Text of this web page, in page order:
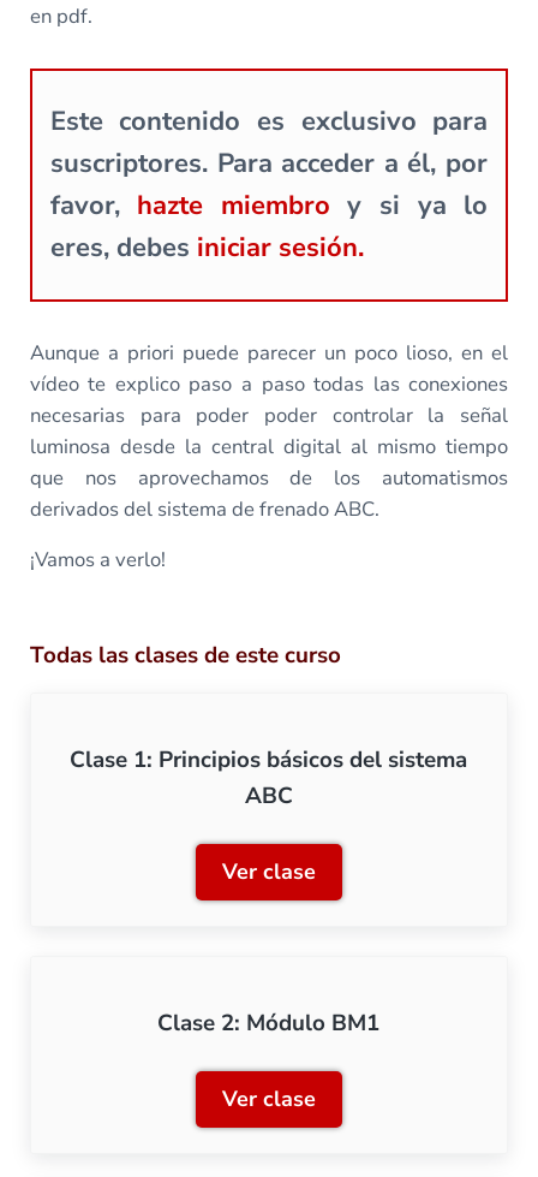
en pdf.
Este contenido es exclusivo para
suscriptores. Para acceder a él, por
favor, hazte miembro y si ya lo
eres, debes iniciar sesión.
Aunque a priori puede parecer un poco lioso, en el
vídeo te explico paso a paso todas las conexiones
necesarias para poder poder controlar la señal
luminosa desde la central digital al mismo tiempo
que nos aprovechamos de los automatismos
derivados del sistema de frenado ABC.
¡Vamos a verlo!
Todas las clases de este curso
Clase 1: Principios básicos del sistema
ABC
Ver claseClase 1: Principios
Clase 2: Módulo BM1
Ver claseClase 2: Módulo BM1